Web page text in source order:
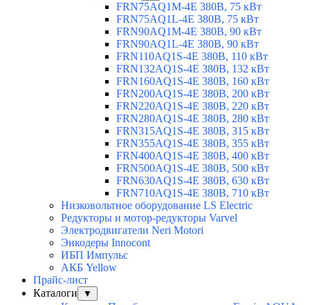
FRN75AQ1M-4E 380В, 75 кВт
FRN75AQ1L-4E 380В, 75 кВт
FRN90AQ1M-4E 380В, 90 кВт
FRN90AQ1L-4E 380В, 90 кВт
FRN110AQ1S-4E 380В, 110 кВт
FRN132AQ1S-4E 380В, 132 кВт
FRN160AQ1S-4E 380В, 160 кВт
FRN200AQ1S-4E 380В, 200 кВт
FRN220AQ1S-4E 380В, 220 кВт
FRN280AQ1S-4E 380В, 280 кВт
FRN315AQ1S-4E 380В, 315 кВт
FRN355AQ1S-4E 380В, 355 кВт
FRN400AQ1S-4E 380В, 400 кВт
FRN500AQ1S-4E 380В, 500 кВт
FRN630AQ1S-4E 380В, 630 кВт
FRN710AQ1S-4E 380В, 710 кВт
Низковольтное оборудование LS Electric
Редукторы и мотор-редукторы Varvel
Электродвигатели Neri Motori
Энкодеры Innocont
ИБП Импульс
АКБ Yellow
Прайс-лист
Каталоги
▼